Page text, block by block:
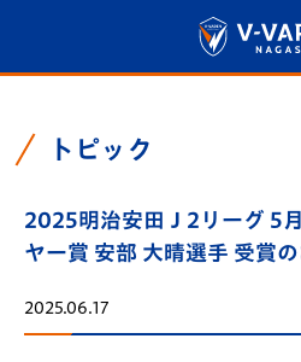
トピック
2025明治安田Ｊ2リーグ 5
ヤー賞 安部 大晴選手 受賞
2025.06.17